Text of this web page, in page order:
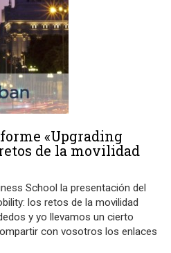
«Upgrading
de la movilidad
School la presentación del
los retos de la movilidad
y yo llevamos un cierto
con vosotros los enlaces